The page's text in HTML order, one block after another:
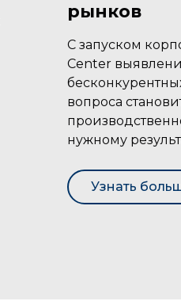
рынков
С запуском
Center
вопроса
нужному
Узнать